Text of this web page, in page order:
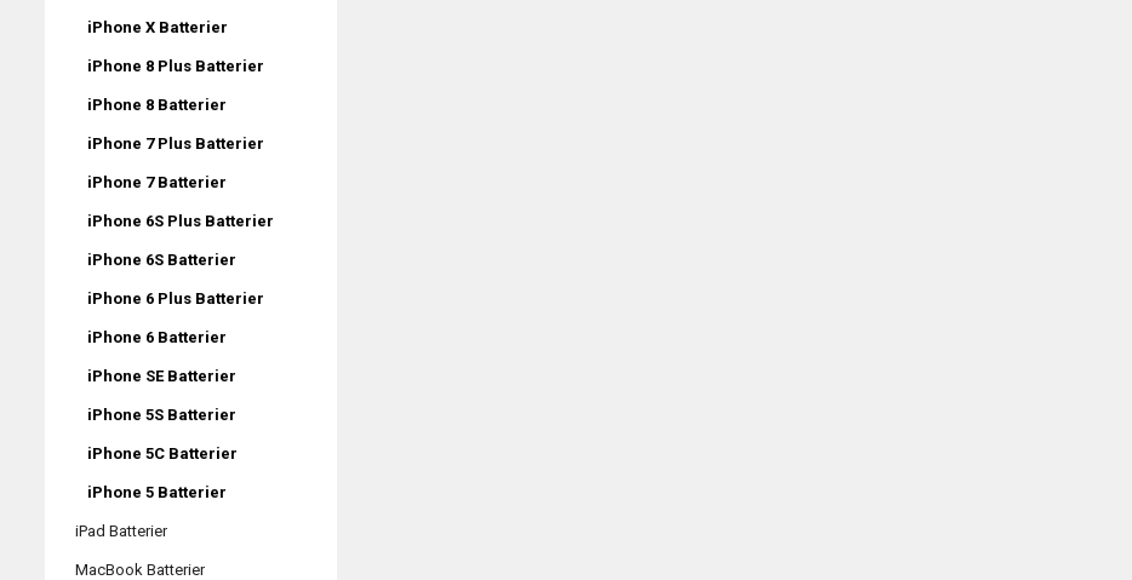
iPhone X Batterier
iPhone 8 Plus Batterier
iPhone 8 Batterier
iPhone 7 Plus Batterier
iPhone 7 Batterier
iPhone 6S Plus Batterier
iPhone 6S Batterier
iPhone 6 Plus Batterier
iPhone 6 Batterier
iPhone SE Batterier
iPhone 5S Batterier
iPhone 5C Batterier
iPhone 5 Batterier
iPad Batterier
MacBook Batterier